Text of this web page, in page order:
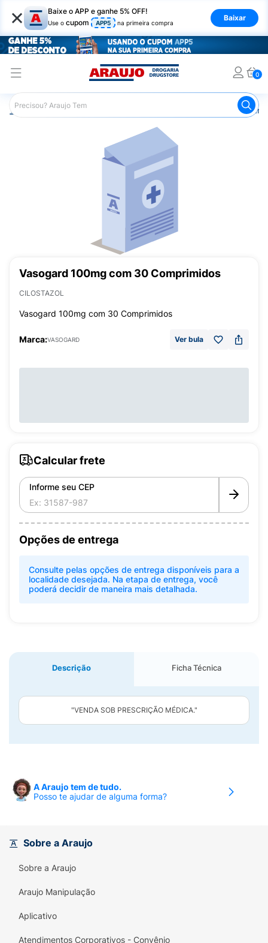
× Baixe o APP e ganhe 5% OFF!
Use o cupom APP5 na primeira compra
Baixar
0
Araujo Medicamentos
Vasogard 100mg com 30 Comprimidos
CILOSTAZOL
Vasogard 100mg com 30 Comprimidos
Marca:VASOGARD Ver bula
Calcular frete
Informe seu CEP
Opções de entrega
Consulte pelas opções de entrega disponíveis para a
localidade desejada. Na etapa de entrega, você
poderá decidir de maneira mais detalhada.
Descrição Ficha Técnica
"VENDA SOB PRESCRIÇÃO MÉDICA."
A Araujo tem de tudo.
Posso te ajudar de alguma forma?
Sobre a Araujo
Sobre a Araujo
Araujo Manipulação
Aplicativo
Atendimentos Corporativos - Convênio